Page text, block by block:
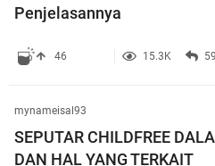
Penjelasannya
46 15.3K
mynameisal93
SEPUTAR CHILDFREE
DAN HAL YANG TERKAIT